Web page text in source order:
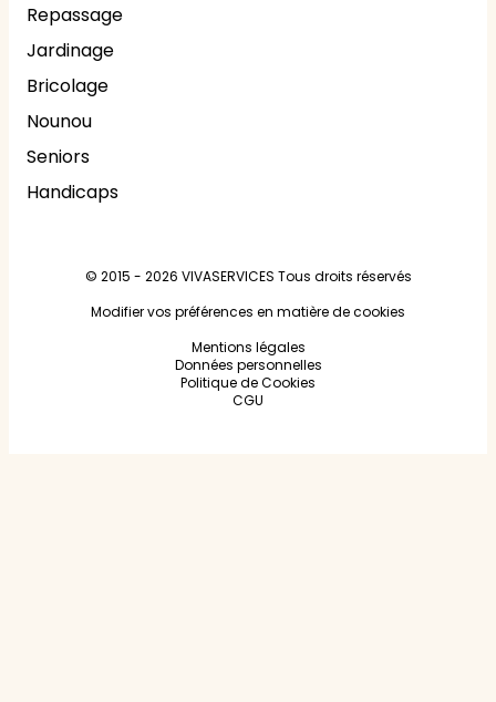
Repassage
Jardinage
Bricolage
Nounou
Seniors
Handicaps
© 2015 - 2026 VIVASERVICES Tous droits réservés
Modifier vos préférences en matière de cookies
Mentions légales
Données personnelles
Politique de Cookies
CGU